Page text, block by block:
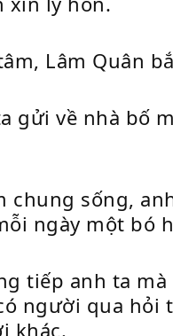
Lâm Quân
gửi về nhà bố
chung sống,
ngày một bó
tiếp anh ta
người qua hỏi
khác.